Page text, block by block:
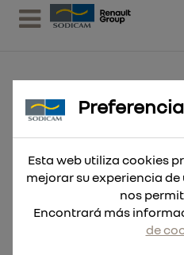
EQUIPO MOVIL
UREA 220V
PISTOLA ESTANDAR
Esta web utiliza cookies
mejorar su experiencia de
nos
Encontrará más
de